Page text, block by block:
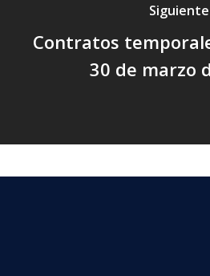
Siguiente
Contratos
30 de marzo